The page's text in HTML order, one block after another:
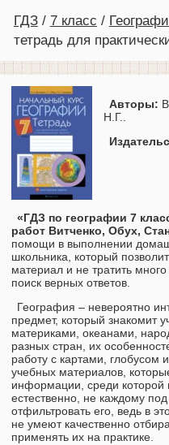
ГДЗ 7 класс
тетрадь для
Авторы:
Н.Г..
«ГДЗ по географии 7
работ Витченко, Обух,
помощи в выполнении
школьника, который
материал и не тратить
поиск верных ответов.
География – невероятно
предмет, который знакомит
материками, океанами,
разных стран, их
работу с картами, глобусом
учебных материалов,
информации, среди
естественно, не каждому
отфильтровать его, ведь в
не умеют качественно
применять их на практике.